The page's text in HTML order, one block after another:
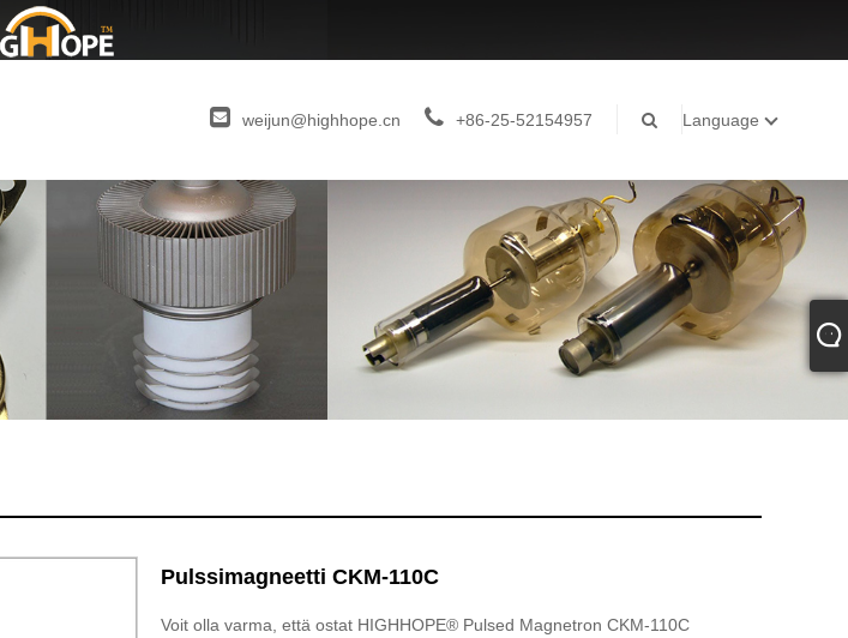
weijun@highhope.cn +86-25-52154957 Language
Pulssimagneetti CKM-110C
Voit olla varma, että ostat HIGHHOPE® Pulsed Magnetron CKM-110C